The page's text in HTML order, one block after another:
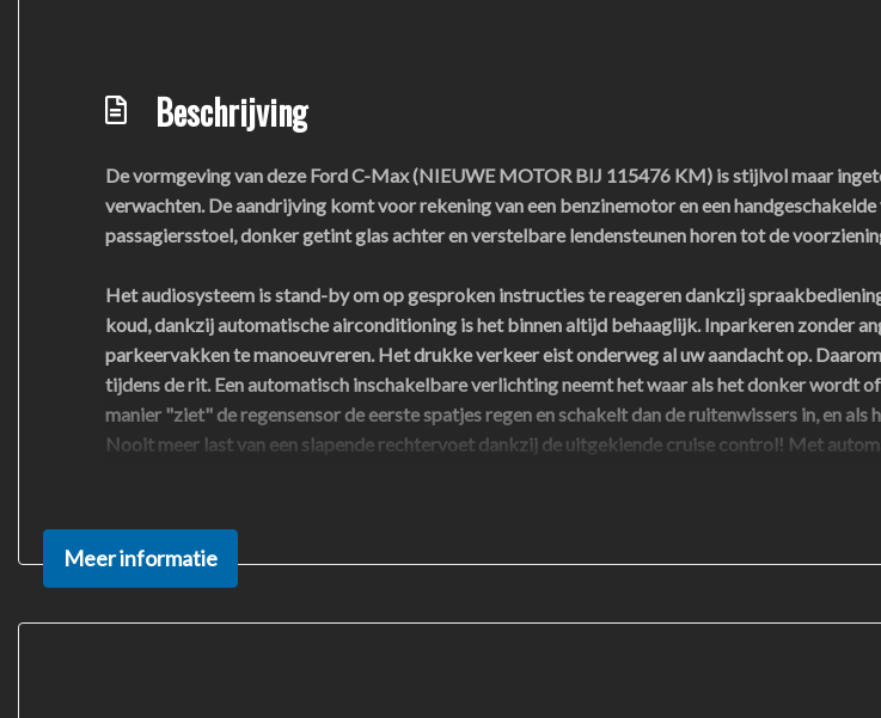
Beschrijving
De vormgeving van deze Ford C-Max (NIEUWE MOTOR BIJ 115476 KM) is stijlvol maar
verwachten. De aandrijving komt voor rekening van een benzinemotor en een
passagiersstoel, donker getint glas achter en verstelbare lendensteunen horen tot de
Het audiosysteem is stand-by om op gesproken instructies te reageren dankzij
koud, dankzij automatische airconditioning is het binnen altijd behaaglijk. Inparkeren zonder
parkeervakken te manoeuvreren. Het drukke verkeer eist onderweg al uw aandacht op.
tijdens de rit. Een automatisch inschakelbare verlichting neemt het waar als het donker wordt
manier "ziet" de regensensor de eerste spatjes regen en schakelt dan de ruitenwissers in, en
Nooit meer last van een slapende rechtervoet dankzij de uitgekiende cruise control! Met
De nieuwste veiligheidssystemen komen in deze Ford C-Max (NIEUWE REVISIE MOTOR BIJ
de hill hold control.
Is dit de auto die u zoekt? Neem snel contact met ons op, dan kunt u hem binnenkort zelf
Meer informatie